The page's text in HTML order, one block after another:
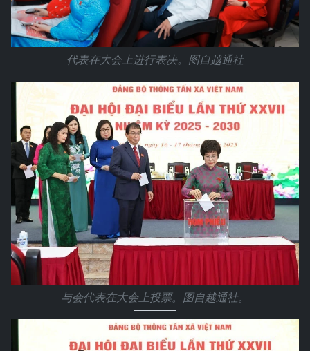
代表在大会上进行表决。图自越通社
与会代表在大会上投票。图自越通社。